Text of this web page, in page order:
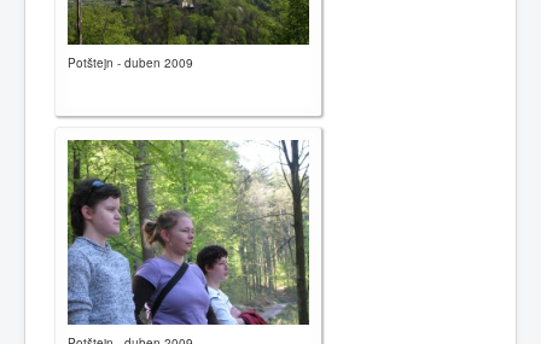
Potštejn - duben 2009